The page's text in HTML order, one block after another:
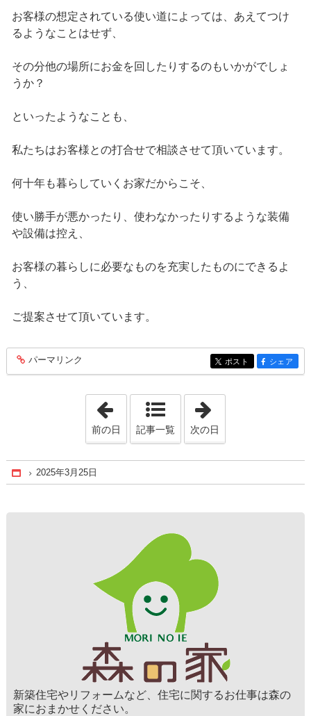
お客様の想定されている使い道によっては、あえてつけ
るようなことはせず、
その分他の場所にお金を回したりするのもいかがでしょ
うか？
といったようなことも、
私たちはお客様との打合せで相談させて頂いています。
何十年も暮らしていくお家だからこそ、
使い勝手が悪かったり、使わなかったりするような装備
や設備は控え、
お客様の暮らしに必要なものを充実したものにできるよ
う、
ご提案させて頂いています。
entry408
パーマリンク entry408
ポスト entry408
シェア
「2025年3月11日」
前の日 記事一覧 次の日
Home
2025年3月25日
新築住宅やリフォームなど、住宅に関するお仕事は森の
家におまかせください。